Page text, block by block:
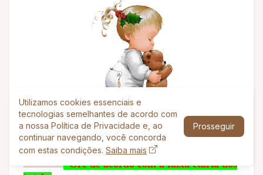
Ore de acordo com a faixa etária dos
Utilizamos cookies essenciais e
tecnologias semelhantes de acordo com
a nossa Política de Privacidade e, ao
continuar navegando, você concorda
com estas condições. Saiba mais
Prosseguir